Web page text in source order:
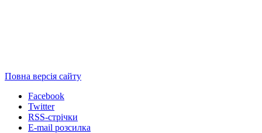
Повна версія сайту
Facebook
Twitter
RSS-стрічки
E-mail розсилка